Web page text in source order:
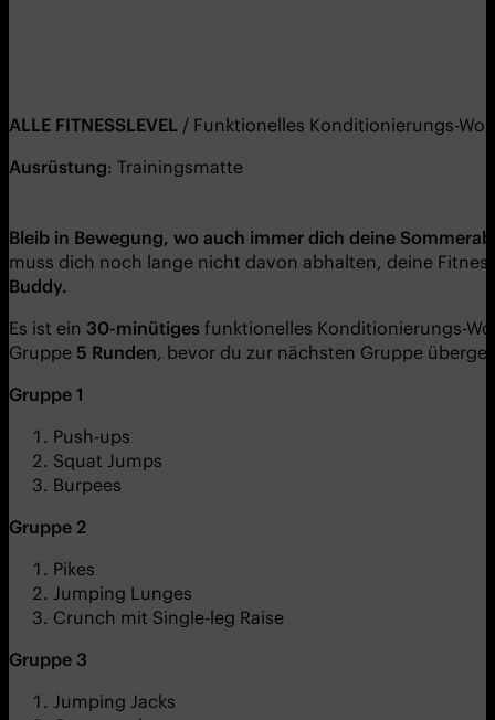
ALLE FITNESSLEVEL / Funktionelles Konditionierungs-
Ausrüstung: Trainingsmatte
Bleib in Bewegung, wo auch immer dich deine
muss dich noch lange nicht davon abhalten, deine
Buddy.
Es ist ein 30-minütiges funktionelles Konditionierungs-
Gruppe 5 Runden, bevor du zur nächsten Gruppe
Gruppe 1
Push-ups
Squat Jumps
Burpees
Gruppe 2
Pikes
Jumping Lunges
Crunch mit Single-leg Raise
Gruppe 3
Jumping Jacks